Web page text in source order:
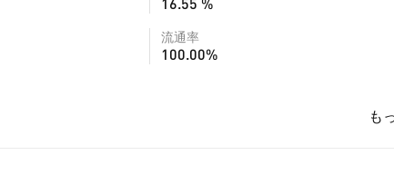
流通率
100.00%
も